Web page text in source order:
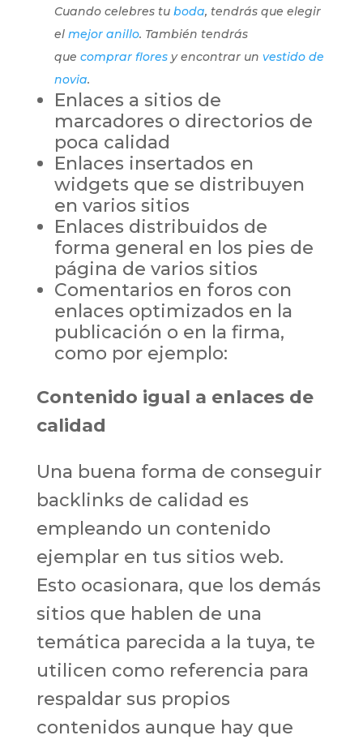
Cuando celebres tu boda, tendrás que elegir
el mejor anillo. También tendrás
que comprar floresy encontrar un vestido de
novia.
Enlaces a sitios de
marcadores o directorios de
poca calidad
Enlaces insertados en
widgets que se distribuyen
en varios sitios
Enlaces distribuidos de
forma general en los pies de
página de varios sitios
Comentarios en foros con
enlaces optimizados en la
publicación o en la firma,
como por ejemplo:
Contenido igual a enlaces de
calidad
Una buena forma de conseguir
backlinks de calidad es
empleando un contenido
ejemplar en tus sitios web.
Esto ocasionara, que los demás
sitios que hablen de una
temática parecida a la tuya, te
utilicen como referencia para
respaldar sus propios
contenidos aunque hay que